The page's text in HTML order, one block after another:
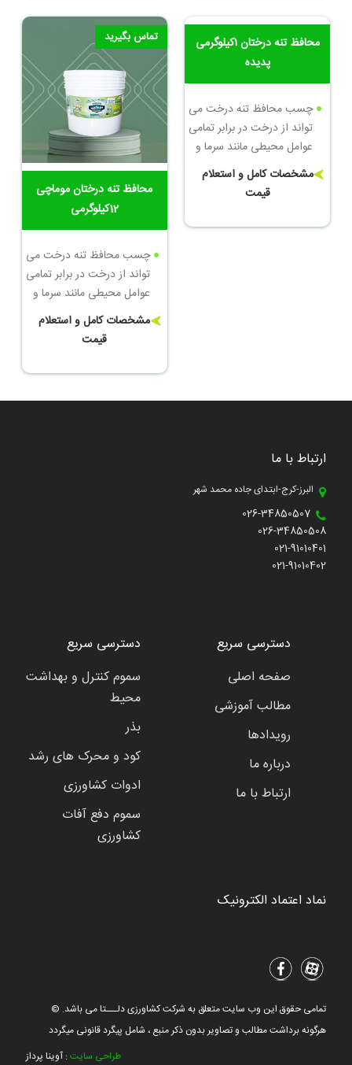
وزن: 1کیلوگرم
وزن: 5کیلوگرم
تماس بگیرید
محافظ تنه درختان موماچی
12کیلوگرمی
چسب محافظ تنه درخت می
تواند از درخت در برابر تمامی
عوامل محیطی مانند سرما و
گرما، آفات گوناگون و بیماری
ها جوندگان که می توانند
آسیب های جبران نا پذیری به
درختان بزنند محافظت کند
مشخصات کامل و استعلام
قیمت
تماس بگیرید
محافظ تنه درختان ۱کیلوگرمی
پدیده
چسب محافظ تنه درخت می
تواند از درخت در برابر تمامی
عوامل محیطی مانند سرما و
گرما، آفات گوناگون و بیماری
ها جوندگان که می توانند
آسیب های جبران نا پذیری به
درختان بزنند محافظت کند
مشخصات کامل و استعلام
قیمت
ارتباط با ما
البرز-کرج-ابتدای جاده محمد شهر
026-34850507
026-34850508
021-91010401
021-91010402
دسترسی سریع
صفحه اصلی
مطالب آموزشی
رویدادها
درباره ما
ارتباط با ما
دسترسی سریع
سموم کنترل و بهداشت
محیط
بذر
کود و محرک های رشد
ادوات کشاورزی
سموم دفع آفات
کشاورزی
نماد اعتماد الکترونیک
© تمامی حقوق این وب سایت متعلق به شرکت کشاورزی دلـــتا می باشد.
هرگونه برداشت مطالب و تصاویر بدون ذکر منبع ، شامل پیگرد قانونی میگردد
طراحی سایت: آوینا پرداز